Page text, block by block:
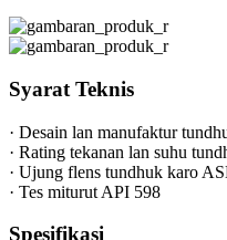
Syarat Teknis
· Desain lan manufaktur
· Rating tekanan lan suhu
· Ujung flens tundhuk karo
· Tes miturut API 598
Spesifikasi